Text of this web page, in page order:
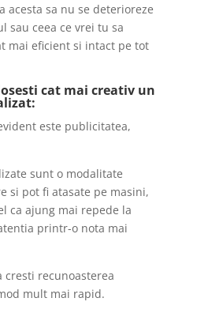
acesta sa nu se deterioreze
sau ceea ce vrei tu sa
mai eficient si intact pe tot
cat mai creativ un
este publicitatea,
sunt o modalitate
si pot fi atasate pe masini,
ca ajung mai repede la
printr-o nota mai
cresti recunoasterea
mult mai rapid.